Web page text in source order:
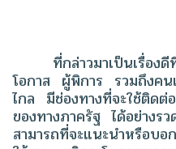
ที่กล่าวมาเป็นเรื่องดี
โอกาส ผู้พิการ รวมถึงค
ไกล มีช่องทางที่จะใช้ติดต่
ของทางภาครัฐ ได้อย่าง
สามารถที่จะแนะนำหรือบ